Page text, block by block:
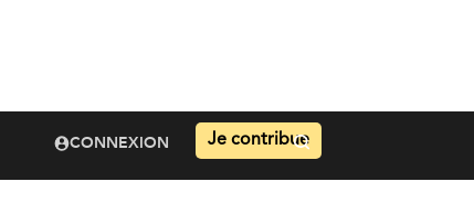
CONNEXION Je contribue